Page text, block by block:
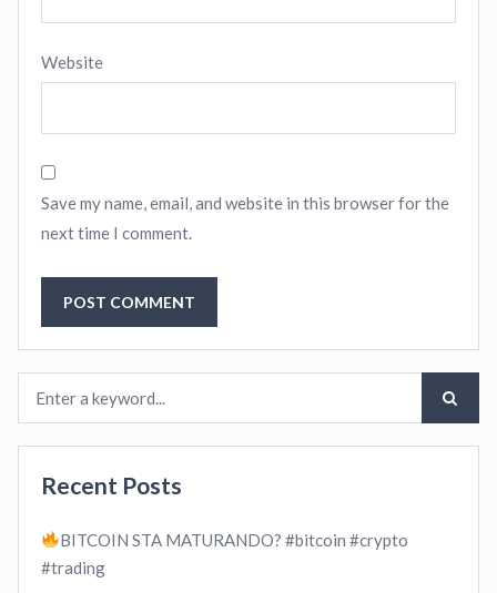
Website
Save my name, email, and website in this browser for the
next time I comment.
Recent Posts
BITCOIN STA MATURANDO? #bitcoin #crypto
#trading